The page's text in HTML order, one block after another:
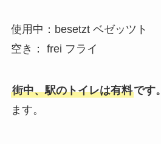
使用中：besetzt ベゼッツト
空き： frei フライ
街中、駅のトイレは有料です。
ます。